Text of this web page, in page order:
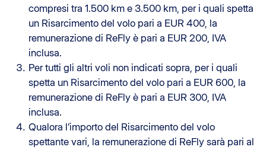
compresi tra 1.500 km e 3.500 km, per i quali spetta
un Risarcimento del volo pari a EUR 400, la
remunerazione di ReFly è pari a EUR 200, IVA
inclusa.
Per tutti gli altri voli non indicati sopra, per i quali
spetta un Risarcimento del volo pari a EUR 600, la
remunerazione di ReFly è pari a EUR 300, IVA
inclusa.
Qualora l’importo del Risarcimento del volo
spettante vari, la remunerazione di ReFly sarà pari al